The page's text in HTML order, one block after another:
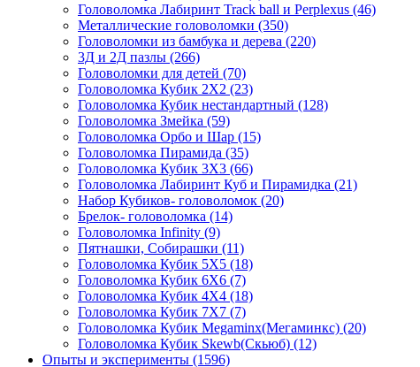
Головоломка Лабиринт Track ball и Perplexus (46)
Металлические головоломки (350)
Головоломки из бамбука и дерева (220)
3Д и 2Д пазлы (266)
Головоломки для детей (70)
Головоломка Кубик 2Х2 (23)
Головоломка Кубик нестандартный (128)
Головоломка Змейка (59)
Головоломка Орбо и Шар (15)
Головоломка Пирамида (35)
Головоломка Кубик 3Х3 (66)
Головоломка Лабиринт Куб и Пирамидка (21)
Набор Кубиков- головоломок (20)
Брелок- головоломка (14)
Головоломка Infinity (9)
Пятнашки, Собирашки (11)
Головоломка Кубик 5Х5 (18)
Головоломка Кубик 6Х6 (7)
Головоломка Кубик 4Х4 (18)
Головоломка Кубик 7Х7 (7)
Головоломка Кубик Megaminx(Мегаминкс) (20)
Головоломка Кубик Skewb(Скьюб) (12)
Опыты и эксперименты (1596)